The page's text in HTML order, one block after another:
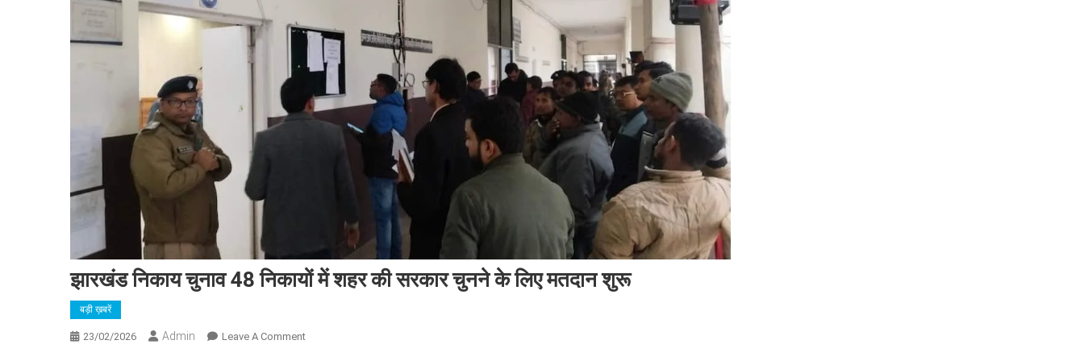
झारखंड निकाय चुनाव 48 निकायों में शहर की सरकार चुनने के लिए मतदान शुरू
बड़ी ख़बरें
23/02/2026 Admin Leave A CommentOn